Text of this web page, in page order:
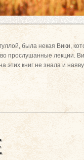
была некая Вики,
прослушанные лекции.
этих книг не знала и